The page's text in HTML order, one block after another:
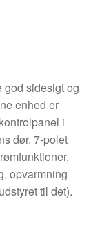
sidesigt og
enhed er
i
dør. 7-polet
opvarmning
til det).